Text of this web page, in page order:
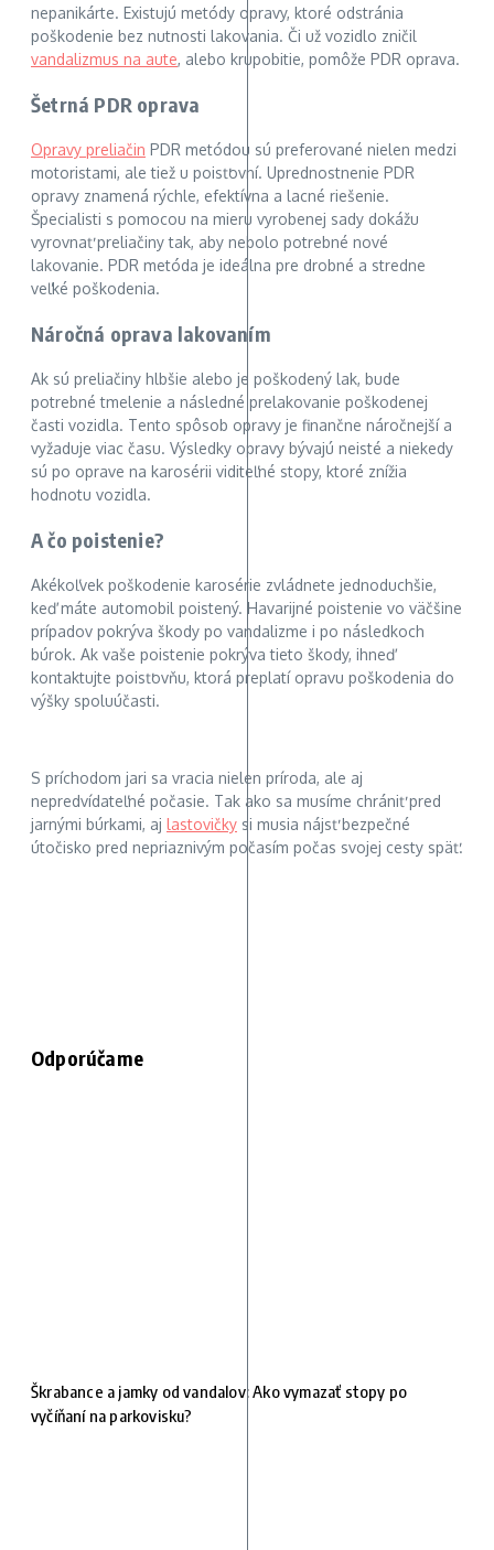
nepanikárte. Existujú metódy opravy, ktoré odstránia
poškodenie bez nutnosti lakovania. Či už vozidlo zničil
vandalizmus na aute, alebo krupobitie, pomôže PDR oprava.
Šetrná PDR oprava
Opravy preliačin PDR metódou sú preferované nielen medzi
motoristami, ale tiež u poisťovní. Uprednostnenie PDR
opravy znamená rýchle, efektívna a lacné riešenie.
Špecialisti s pomocou na mieru vyrobenej sady dokážu
vyrovnať preliačiny tak, aby nebolo potrebné nové
lakovanie. PDR metóda je ideálna pre drobné a stredne
veľké poškodenia.
Náročná oprava lakovaním
Ak sú preliačiny hlbšie alebo je poškodený lak, bude
potrebné tmelenie a následné prelakovanie poškodenej
časti vozidla. Tento spôsob opravy je finančne náročnejší a
vyžaduje viac času. Výsledky opravy bývajú neisté a niekedy
sú po oprave na karosérii viditeľné stopy, ktoré znížia
hodnotu vozidla.
A čo poistenie?
Akékoľvek poškodenie karosérie zvládnete jednoduchšie,
keď máte automobil poistený. Havarijné poistenie vo väčšine
prípadov pokrýva škody po vandalizme i po následkoch
búrok. Ak vaše poistenie pokrýva tieto škody, ihneď
kontaktujte poisťovňu, ktorá preplatí opravu poškodenia do
výšky spoluúčasti.
S príchodom jari sa vracia nielen príroda, ale aj
nepredvídateľné počasie. Tak ako sa musíme chrániť pred
jarnými búrkami, aj lastovičky si musia nájsť bezpečné
útočisko pred nepriaznivým počasím počas svojej cesty späť.
Odporúčame
Škrabance a jamky od vandalov: Ako vymazať stopy po
vyčíňaní na parkovisku?